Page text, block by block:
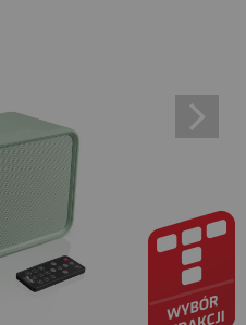
Kliknięcie na treść
treści
dane osobowe mogą być
trzecich. Więcej informacji
naszej polityce